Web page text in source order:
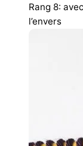
Rang 8:
l’envers